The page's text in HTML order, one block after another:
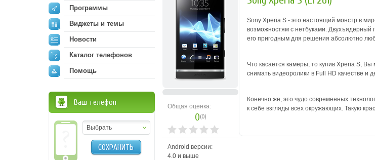
Общая оценка:
0(0)
Android версии:
4.0 и выше
Sony Xperia S - это настоящий монстр в
возможностям с нетбуками. Двухъядерный
его пригодным для решения абсолютно
Что касается камеры, то купив Xperia S,
снимать видеоролики в Full HD качестве
Конечно же, это чудо современных
к себе взгляды всех окружающих. Такую
Программы
Виджеты и темы
Новости
Каталог телефонов
Помощь
Ваш телефон
Выбрать
СОХРАНИТЬ